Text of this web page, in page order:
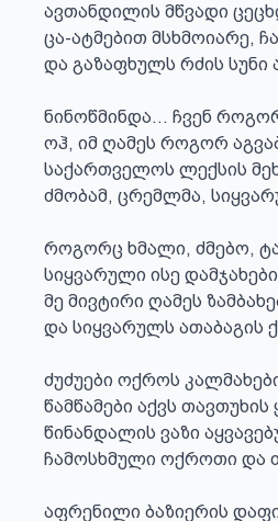
ავთანდილის მწვადი
ცა-ატმებით მსხმოიარე,
და გაზაფხულს რძის სუნი
ნინოწმინდა... ჩვენ
ოჰ, იმ ღამეს როგორ
საქართველოს ლექსის
ძმობამ, ცრემლმა,
როგორც ხმალი, ძმებო,
სიყვარული ისე
მე მივტირი ღამეს
და სიყვარულს ათაბაგის
ძუძუები ოქროს
წამწამები აქვს თავთუხის
წინანდალის ვაზი
ჩამოსხმული ოქროთი და
აფრენილი ბაზიერის